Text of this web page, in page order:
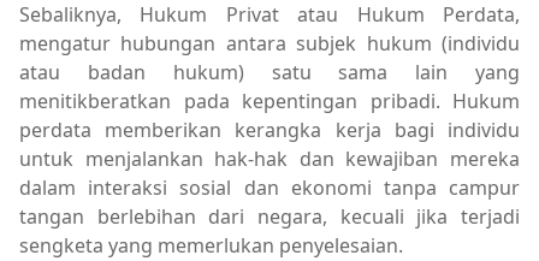
Sebaliknya, Hukum Privat atau Hukum Perdata,
mengatur hubungan antara subjek hukum (individu
atau badan hukum) satu sama lain yang
menitikberatkan pada kepentingan pribadi. Hukum
perdata memberikan kerangka kerja bagi individu
untuk menjalankan hak-hak dan kewajiban mereka
dalam interaksi sosial dan ekonomi tanpa campur
tangan berlebihan dari negara, kecuali jika terjadi
sengketa yang memerlukan penyelesaian.